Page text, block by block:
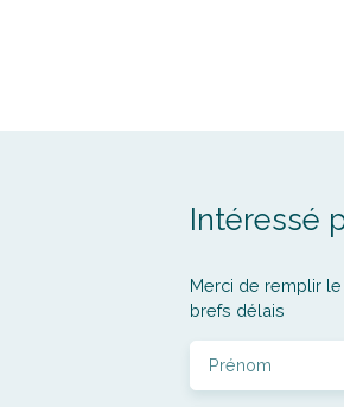
Intéressé
Merci de remplir
brefs délais
Prénom